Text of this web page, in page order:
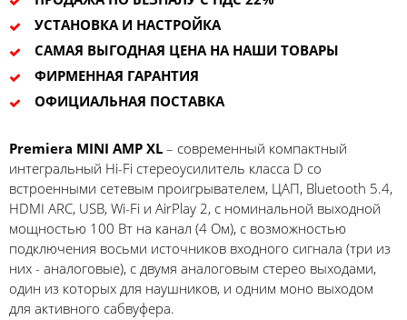
УСТАНОВКА И НАСТРОЙКА
САМАЯ ВЫГОДНАЯ ЦЕНА НА НАШИ ТОВАРЫ
ФИРМЕННАЯ ГАРАНТИЯ
ОФИЦИАЛЬНАЯ ПОСТАВКА
Premiera MINI AMP XL – современный компактный
интегральный Hi-Fi стереоусилитель класса D со
встроенными сетевым проигрывателем, ЦАП, Bluetooth 5.4,
HDMI ARC, USB, Wi-Fi и AirPlay 2, с номинальной выходной
мощностью 100 Вт на канал (4 Ом), с возможностью
подключения восьми источников входного сигнала (три из
них - аналоговые), с двумя аналоговым стерео выходами,
один из которых для наушников, и одним моно выходом
для активного сабвуфера.